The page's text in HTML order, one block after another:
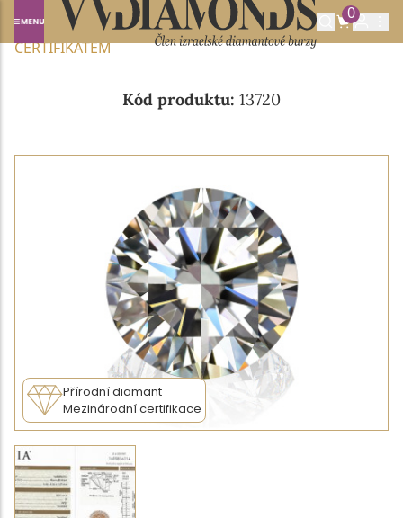
0
Domů NABÍDKA DIAMANTŮ
0.32CT G/VVS1 S GIA
CERTIFIKÁTEM
Kód produktu: 13720
Přírodní diamant
Mezinárodní certifikace